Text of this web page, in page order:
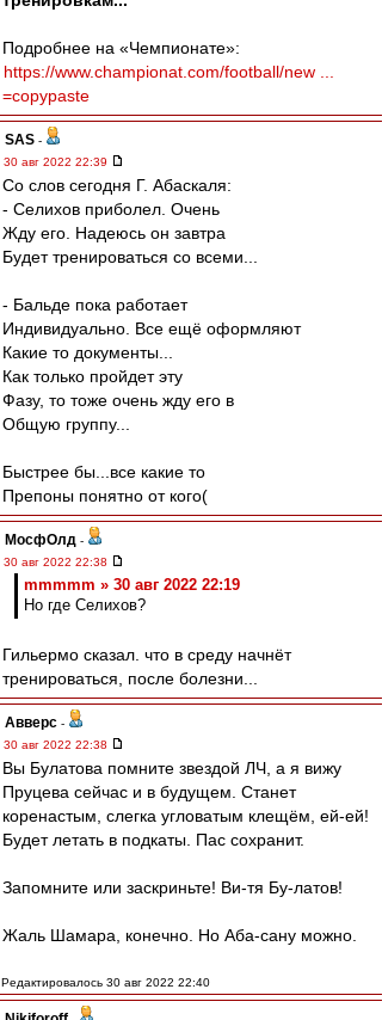
Подробнее на «Чемпионате»:
https://www.championat.com/football/new ...
=copypaste
SAS -
30 авг 2022 22:39
Со слов сегодня Г. Абаскаля:
- Селихов приболел. Очень
Жду его. Надеюсь он завтра
Будет тренироваться со всеми...
- Бальде пока работает
Индивидуально. Все ещё оформляют
Какие то документы...
Как только пройдет эту
Фазу, то тоже очень жду его в
Общую группу...
Быстрее бы...все какие то
Препоны понятно от кого(
МосфОлд -
30 авг 2022 22:38
mmmmm » 30 авг 2022 22:19
Но где Селихов?
Гильермо сказал. что в среду начнёт
тренироваться, после болезни...
Авверс -
30 авг 2022 22:38
Вы Булатова помните звездой ЛЧ, а я вижу
Пруцева сейчас и в будущем. Станет
коренастым, слегка угловатым клещём, ей-ей!
Будет летать в подкаты. Пас сохранит.
Запомните или заскриньте! Ви-тя Бу-латов!
Жаль Шамара, конечно. Но Аба-сану можно.
Редактировалось 30 авг 2022 22:40